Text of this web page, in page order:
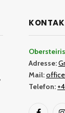
Adresse:
Mail:
Telefon: